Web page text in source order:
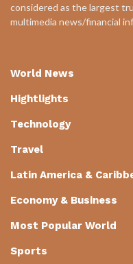
considered as the largest
multimedia news/financial
World News
Hightlights
Technology
Travel
Latin America &
Economy & Business
Most Popular World
Sports